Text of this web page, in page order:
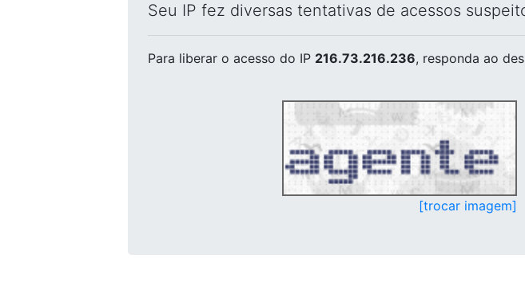
Seu IP fez diversas tentativas de acessos
Para liberar o acesso do IP 216.73.216.236, responda ao
[trocar imagem]